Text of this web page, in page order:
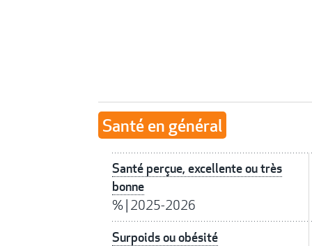
Santé en général
Santé perçue, excellente ou très
bonne
%| 2025-2026
Surpoids ou obésité